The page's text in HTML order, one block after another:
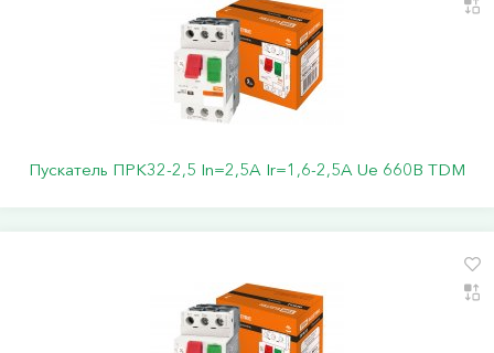
Пускатель ПРК32-2,5 In=2,5A Ir=1,6-2,5A Ue 660В TDM